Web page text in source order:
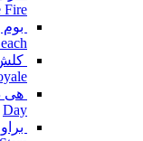
Fire
Day